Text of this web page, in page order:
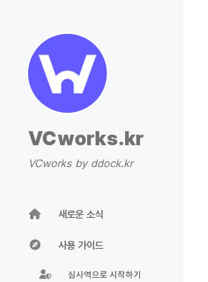
VCworks.kr
VCworks by ddock.kr
새로운 소식
사용 가이드
심사역으로 시작하기